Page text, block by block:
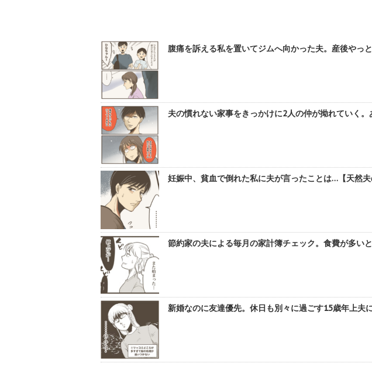
腹痛を訴える私を置いてジムへ向かった夫。産後や
夫の慣れない家事をきっかけに2人の仲が拗れていく
妊娠中、貧血で倒れた私に夫が言ったことは…【天然
節約家の夫による毎月の家計簿チェック。食費が多
新婚なのに友達優先。休日も別々に過ごす15歳年上